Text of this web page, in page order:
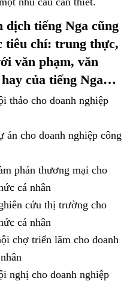
dịch tiếng Nga cũng
tiêu chí: trung thực,
văn phạm, văn
của tiếng Nga…
thảo cho doanh nghiệp
cho doanh nghiệp công
phán thương mại cho
cá nhân
cứu thị trường cho
cá nhân
chợ triển lãm cho doanh
nghị cho doanh nghiệp